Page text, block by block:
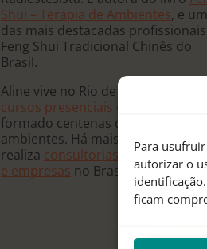
Para
autorizar o
ficam
Shui – Terapia de Ambientes, e
das mais destacadas
Feng Shui Tradicional Chinês do
Brasil.
Aline vive no Rio de Janeiro e
cursos presenciais e online
formado centenas de terapeutas
ambientes. Há mais de 20 anos
realiza consultorias para
e empresas no Brasil e no mundo.